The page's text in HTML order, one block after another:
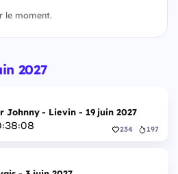
le moment.
2027
Johnny - Lievin - 19 juin 2027
:38:07 234 197